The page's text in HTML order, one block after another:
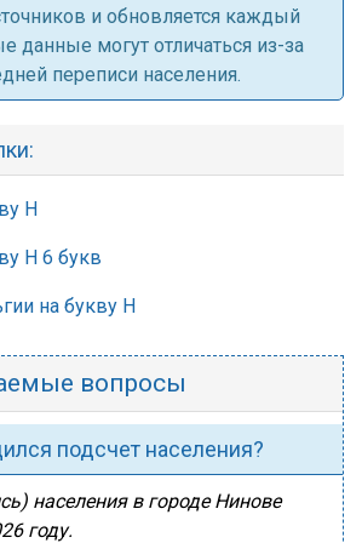
и обновляется каждый
данные могут отличаться из-за
переписи населения.
Н
Н 6 букв
на букву Н
вопросы
подсчет населения?
населения в городе Нинове
году.